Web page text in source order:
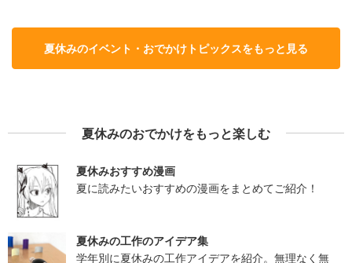
夏休みのイベント・おでかけトピックスをもっと見る
夏休みのおでかけをもっと楽しむ
夏休みおすすめ漫画
夏に読みたいおすすめの漫画をまとめてご紹介！
夏休みの工作のアイデア集
学年別に夏休みの工作アイデアを紹介。無理なく無